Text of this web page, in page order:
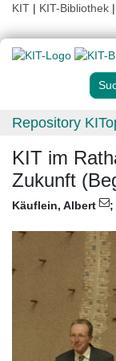
KIT | KIT-Bibliothek |
Repository
KIT im
Zukunft
Käuflein, Albert ;